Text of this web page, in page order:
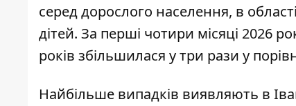
серед дорослого населення, в
дітей. За перші чотири місяці 2026
років збільшилася у три рази у
Найбільше випадків виявляють в